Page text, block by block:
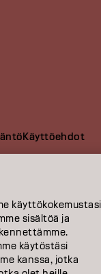
Käyttöehdot
käyttökokemustasi
sisältöä ja
käytöstäsi
kanssa, jotka